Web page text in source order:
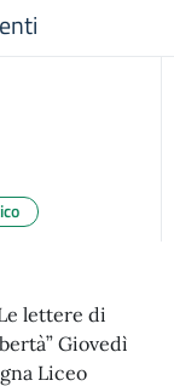
lettere di
Giovedì
Liceo